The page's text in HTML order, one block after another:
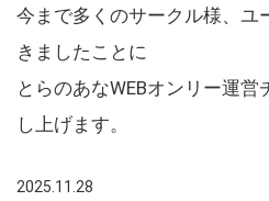
今まで多くのサークル様、ユ
きましたことに
とらのあなWEBオンリー運
し上げます。
2025.11.28